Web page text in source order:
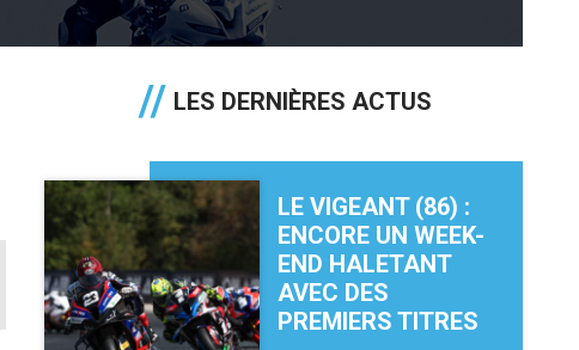
LES DERNIÈRES ACTUS
LE VIGEANT (86) :
ENCORE UN WEEK-
END HALETANT
AVEC DES
PREMIERS TITRES